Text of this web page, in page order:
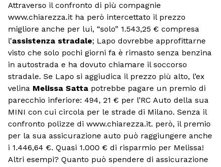
Attraverso il confronto di più compagnie
www.chiarezza.it ha però intercettato il prezzo
migliore anche per lui, “solo” 1.543,25 € compresa
l’assistenza stradale; Lapo dovrebbe approfittarne
visto che solo pochi giorni fa è rimasto senza benzina
in autostrada e ha dovuto chiamare il soccorso
stradale. Se Lapo si aggiudica il prezzo più alto, l’ex
velina Melissa Satta potrebbe pagare un premio di
parecchio inferiore: 494, 21 € per l’RC Auto della sua
MINI con cui circola per le strade di Milano. Senza il
confronto polizze di www.chiarezza.it. però, il premio
per la sua assicurazione auto può raggiungere anche
i 1.446,64 €. Quasi 1.000 € di risparmio per Melissa!
Altri esempi? Quanto può spendere di assicurazione